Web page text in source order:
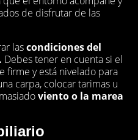
de disfrutar de las
lascondiciones del
Debes tener en cuenta si el
firme y está nivelado para
carpa, colocar tarimas u
viento o la marea